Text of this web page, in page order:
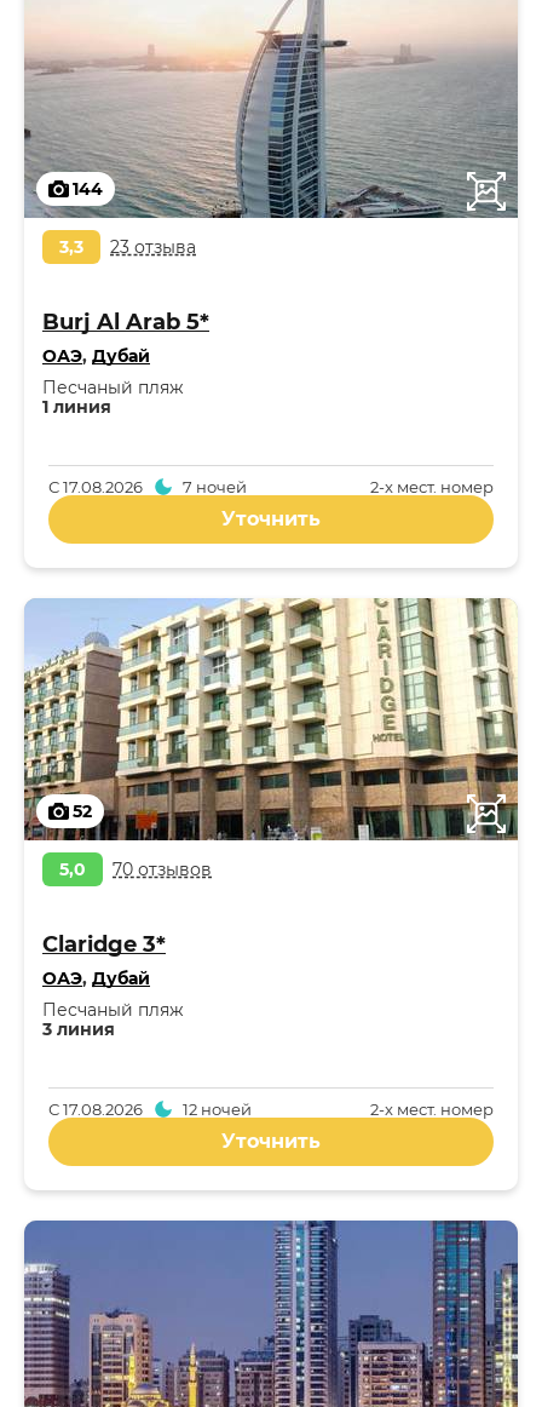
144
3,3 23 отзыва
Burj Al Arab 5*
ОАЭ, Дубай
1 линия
Песчаный пляж
2-x мест. номер
С17.08.2026 7 ночей
Уточнить
52
5,0 70 отзывов
Claridge 3*
ОАЭ, Дубай
3 линия
Песчаный пляж
2-x мест. номер
С17.08.2026 12 ночей
Уточнить